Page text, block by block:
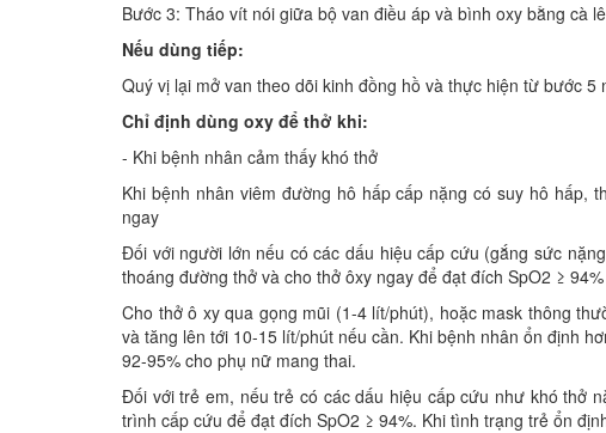
Bước 3: Tháo vít nói giữa bộ van điều áp và bình oxy bằng cà
Nếu dùng tiếp:
Quý vị lại mở van theo dõi kinh đồng hồ và thực hiện từ bước 5
Chỉ định dùng oxy để thở khi:
- Khi bệnh nhân cảm thấy khó thở
Khi bệnh nhân viêm đường hô hấp cấp nặng có suy hô hấp,
ngay
Đối với người lớn nếu có các dấu hiệu cấp cứu (gắng sức
thoáng đường thở và cho thở ôxy ngay để đạt đích SpO2 ≥
Cho thở ô xy qua gọng mũi (1-4 lít/phút), hoặc mask thông
và tăng lên tới 10-15 lít/phút nếu cần. Khi bệnh nhân ổn định
92-95% cho phụ nữ mang thai.
Đối với trẻ em, nếu trẻ có các dấu hiệu cấp cứu như khó thở
trình cấp cứu để đạt đích SpO2 ≥ 94%. Khi tình trạng trẻ ổn